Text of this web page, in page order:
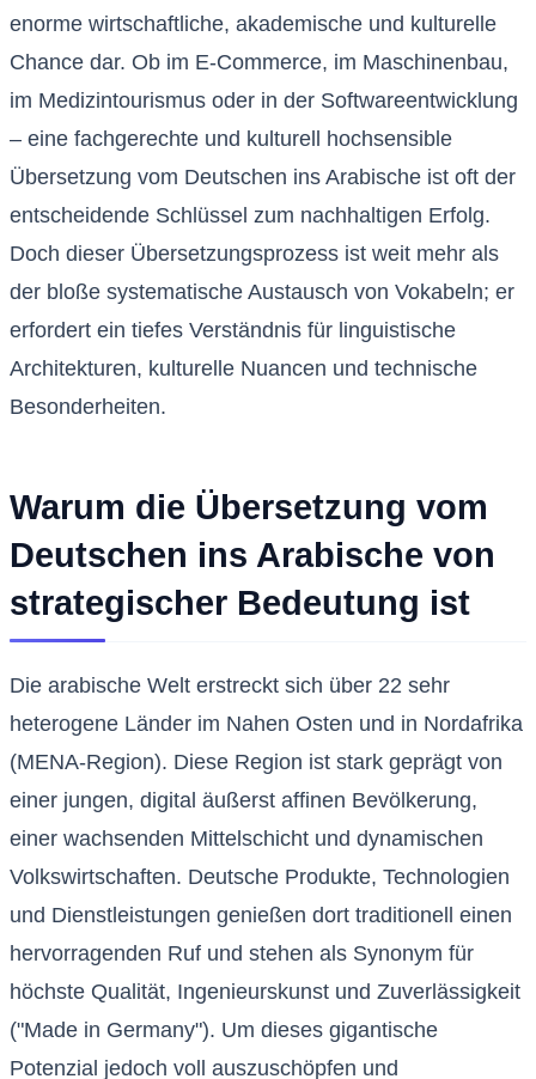
enorme wirtschaftliche, akademische und kulturelle
Chance dar. Ob im E-Commerce, im Maschinenbau,
im Medizintourismus oder in der Softwareentwicklung
– eine fachgerechte und kulturell hochsensible
Übersetzung vom Deutschen ins Arabische ist oft der
entscheidende Schlüssel zum nachhaltigen Erfolg.
Doch dieser Übersetzungsprozess ist weit mehr als
der bloße systematische Austausch von Vokabeln; er
erfordert ein tiefes Verständnis für linguistische
Architekturen, kulturelle Nuancen und technische
Besonderheiten.
Warum die Übersetzung vom
Deutschen ins Arabische von
strategischer Bedeutung ist
Die arabische Welt erstreckt sich über 22 sehr
heterogene Länder im Nahen Osten und in Nordafrika
(MENA-Region). Diese Region ist stark geprägt von
einer jungen, digital äußerst affinen Bevölkerung,
einer wachsenden Mittelschicht und dynamischen
Volkswirtschaften. Deutsche Produkte, Technologien
und Dienstleistungen genießen dort traditionell einen
hervorragenden Ruf und stehen als Synonym für
höchste Qualität, Ingenieurskunst und Zuverlässigkeit
("Made in Germany"). Um dieses gigantische
Potenzial jedoch voll auszuschöpfen und